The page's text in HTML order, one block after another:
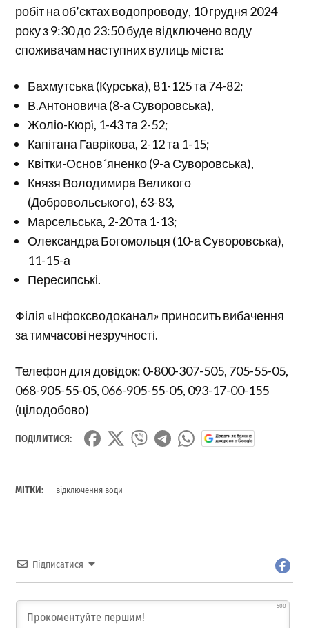
робіт на об’єктах водопроводу, 10 грудня 2024
року з 9:30 до 23:50 буде відключено воду
споживачам наступних вулиць міста:
Бахмутська (Курська), 81-125 та 74-82;
В.Антоновича (8-а Суворовська),
Жоліо-Кюрi, 1-43 та 2-52;
Капітана Гаврікова, 2-12 та 1-15;
Квітки-Основ´яненко (9-а Суворовська),
Князя Володимира Великого
(Добровольського), 63-83,
Марсельська, 2-20 та 1-13;
Олександра Богомольця (10-а Суворовська),
11-15-а
Пересипські.
Філія «Інфоксводоканал» приносить вибачення
за тимчасові незручності.
Телефон для довідок: 0-800-307-505, 705-55-05,
068-905-55-05, 066-905-55-05, 093-17-00-155
(цілодобово)
ПОДІЛИТИСЯ:
МІТКИ: відключення води
Підписатися
500